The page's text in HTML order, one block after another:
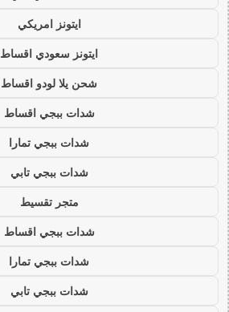
ايتونز امريكي
ايتونز سعودي اقساط
شحن يلا لودو اقساط
شدات ببجي اقساط
شدات ببجي تمارا
شدات ببجي تابي
متجر تقسيط
شدات ببجي اقساط
شدات ببجي تمارا
شدات ببجي تابي